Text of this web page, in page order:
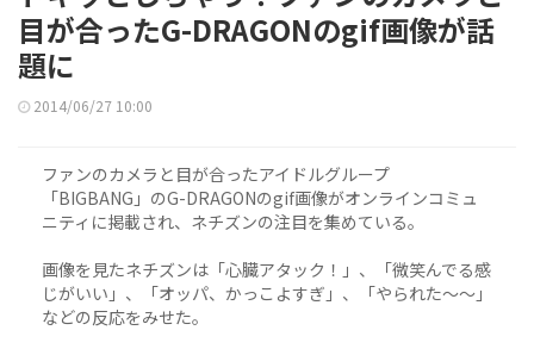
目が合ったG-DRAGONのgif画像が話
題に
2014/06/27 10:00
ファンのカメラと目が合ったアイドルグループ
「BIGBANG」のG-DRAGONのgif画像がオンラインコミュ
ニティに掲載され、ネチズンの注目を集めている。
画像を見たネチズンは「心臓アタック！」、「微笑んでる感
じがいい」、「オッパ、かっこよすぎ」、「やられた～～」
などの反応をみせた。